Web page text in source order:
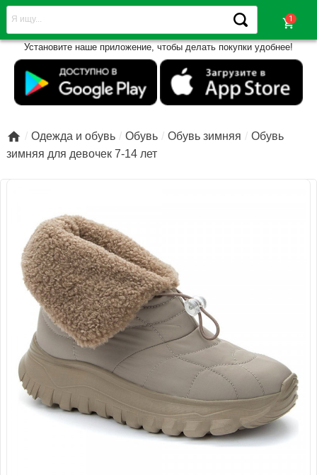
shopping_cart
Установите наше приложение, чтобы делать покупки удобнее!
 Одежда и обувь Обувь Обувь зимняя
Обувь
зимняя для девочек 7-14 лет